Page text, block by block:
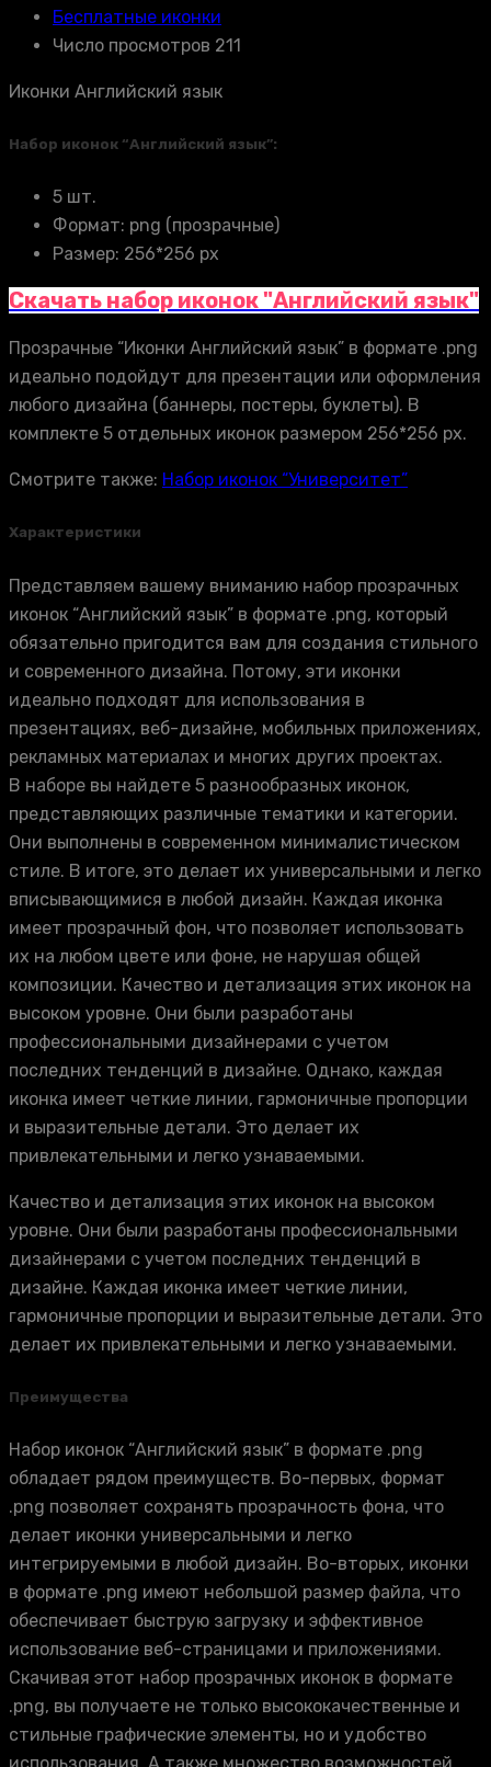
Бесплатные иконки
Число просмотров 211
Иконки Английский язык
Набор иконок “Английский язык”:
5 шт.
Формат: png (прозрачные)
Размер: 256*256 px
Скачать набор иконок "Английский язык"
Прозрачные “Иконки Английский язык” в формате .png
идеально подойдут для презентации или оформления
любого дизайна (баннеры, постеры, буклеты). В
комплекте 5 отдельных иконок размером 256*256 px.
Смотрите также: Набор иконок “Университет”
Характеристики
Представляем вашему вниманию набор прозрачных
иконок “Английский язык” в формате .png, который
обязательно пригодится вам для создания стильного
и современного дизайна. Потому, эти иконки
идеально подходят для использования в
презентациях, веб-дизайне, мобильных приложениях,
рекламных материалах и многих других проектах.
В наборе вы найдете 5 разнообразных иконок,
представляющих различные тематики и категории.
Они выполнены в современном минималистическом
стиле. В итоге, это делает их универсальными и легко
вписывающимися в любой дизайн. Каждая иконка
имеет прозрачный фон, что позволяет использовать
их на любом цвете или фоне, не нарушая общей
композиции. Качество и детализация этих иконок на
высоком уровне. Они были разработаны
профессиональными дизайнерами с учетом
последних тенденций в дизайне. Однако, каждая
иконка имеет четкие линии, гармоничные пропорции
и выразительные детали. Это делает их
привлекательными и легко узнаваемыми.
Качество и детализация этих иконок на высоком
уровне. Они были разработаны профессиональными
дизайнерами с учетом последних тенденций в
дизайне. Каждая иконка имеет четкие линии,
гармоничные пропорции и выразительные детали. Это
делает их привлекательными и легко узнаваемыми.
Преимущества
Набор иконок “Английский язык” в формате .png
обладает рядом преимуществ. Во-первых, формат
.png позволяет сохранять прозрачность фона, что
делает иконки универсальными и легко
интегрируемыми в любой дизайн. Во-вторых, иконки
в формате .png имеют небольшой размер файла, что
обеспечивает быструю загрузку и эффективное
использование веб-страницами и приложениями.
Скачивая этот набор прозрачных иконок в формате
.png, вы получаете не только высококачественные и
стильные графические элементы, но и удобство